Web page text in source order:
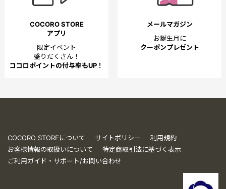
COCORO STORE
アプリ
限定イベント
盛りだくさん！
ココロポイントの付与率もUP！
メールマガジン
お誕生月に
クーポンプレゼント
COCORO STOREについて サイトポリシー
利用規約
お客様情報の取扱いについて
特定商取引法に基づく表示
ご利用ガイド・サポート/お問い合わせ